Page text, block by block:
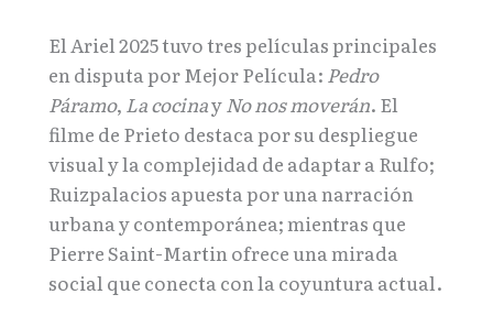
El Ariel 2025 tuvo tres películas principales
en disputa por Mejor Película: Pedro
Páramo, La cocinayNo nos moverán. El
filme de Prieto destaca por su despliegue
visual y la complejidad de adaptar a Rulfo;
Ruizpalacios apuesta por una narración
urbana y contemporánea; mientras que
Pierre Saint-Martin ofrece una mirada
social que conecta con la coyuntura actual.